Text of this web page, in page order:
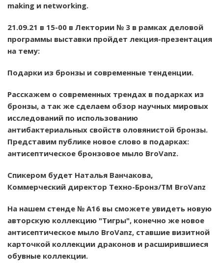
making и networking.
21.09.21 в 15-00 в Лектории № 3 в рамках деловой
программы выставки пройдет лекция-презентация
на тему:
Подарки из бронзы и современные тенденции.
Расскажем о современных трендах в подарках из
бронзы, а так же сделаем обзор научных мировых
исследований по использованию
антибактериальных свойств оловянистой бронзы.
Представим публике новое слово в подарках:
антисептическое бронзовое мыло BroVanz.
Спикером будет Наталья Ванчакова,
Коммерческий директор Техно-Бронз/ТМ BroVanz
На нашем стенде № А16 вы сможете увидеть новую
авторскую коллекцию "Тигры", конечно же новое
антисептическое мыло BroVanz, ставшие визитной
карточкой коллекции драконов и расширившиеся
обувные коллекции.